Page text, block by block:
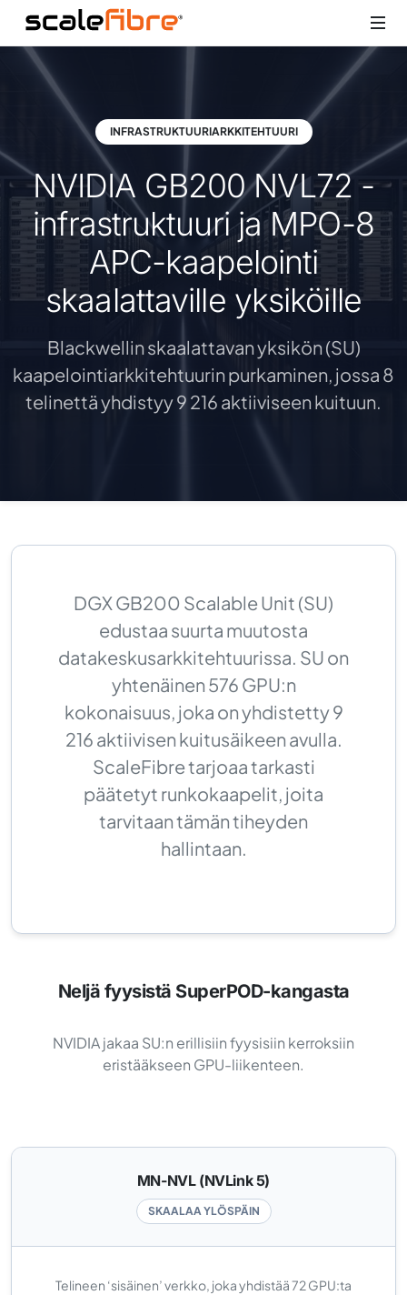
INFRASTRUKTUURIARKKITEHTUURI
NVIDIA GB200 NVL72 -
infrastruktuuri ja MPO-8
APC-kaapelointi
skaalattaville yksiköille
Blackwellin skaalattavan yksikön (SU)
kaapelointiarkkitehtuurin purkaminen, jossa 8
telinettä yhdistyy 9 216 aktiiviseen kuituun.
DGX GB200 Scalable Unit (SU)
edustaa suurta muutosta
datakeskusarkkitehtuurissa. SU on
yhtenäinen 576 GPU:n
kokonaisuus, joka on yhdistetty 9
216 aktiivisen kuitusäikeen avulla.
ScaleFibre tarjoaa tarkasti
päätetyt runkokaapelit, joita
tarvitaan tämän tiheyden
hallintaan.
Neljä fyysistä SuperPOD-kangasta
NVIDIA jakaa SU:n erillisiin fyysisiin kerroksiin
eristääkseen GPU-liikenteen.
MN-NVL (NVLink 5)
SKAALAA YLÖSPÄIN
Telineen ‘sisäinen’ verkko, joka yhdistää 72 GPU:ta